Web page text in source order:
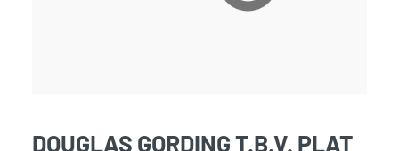
DOUGLAS GORDING T.B.V. PLAT